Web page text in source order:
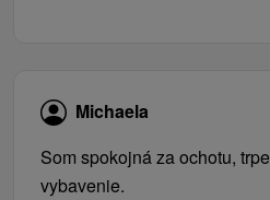
Michaela
Som spokojná za ochotu,
vybavenie.